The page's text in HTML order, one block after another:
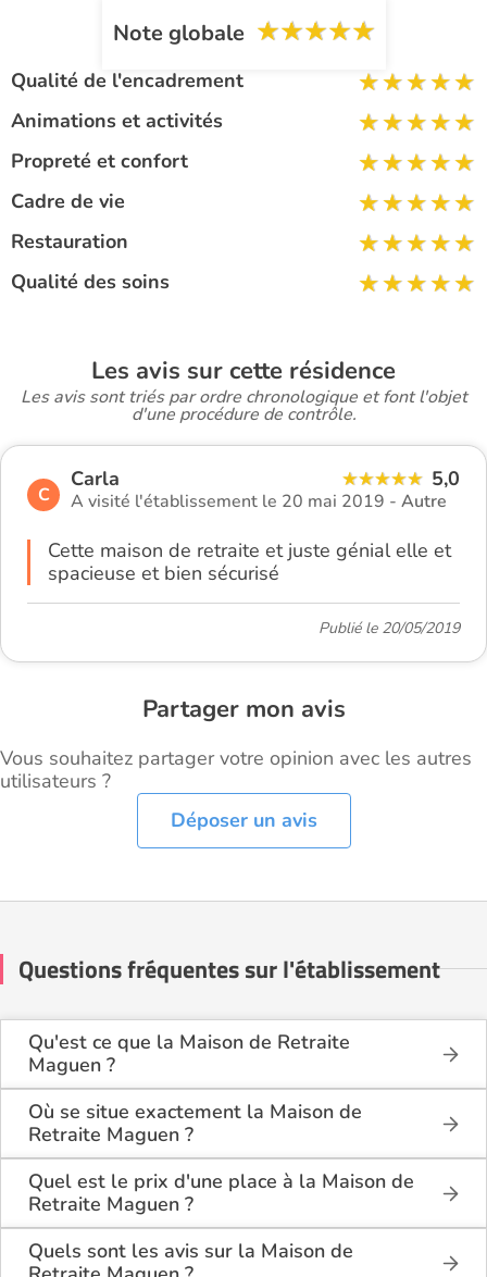
Note globale
Qualité de l'encadrement
Animations et activités
Propreté et confort
Cadre de vie
Restauration
Qualité des soins
Les avis sur cette résidence
Les avis sont triés par ordre chronologique et font l'objet
d'une procédure de contrôle.
C
Carla 5,0
A visité l'établissement le 20 mai 2019 - Autre
Cette maison de retraite et juste génial elle et
spacieuse et bien sécurisé
Publié le 20/05/2019
Partager mon avis
Vous souhaitez partager votre opinion avec les autres
utilisateurs ?
Déposer un avis
Questions fréquentes sur l'établissement
Qu'est ce que la Maison de Retraite
Maguen ?
La Maison de Retraite Maguen est une maison de
retraite médicalisée de type hébergement
permanent , située à Marseille (13000).
Où se situe exactement la Maison de
Retraite Maguen ?
La Maison de Retraite Maguen est située 80 Rue
Auguste Blanqui à Marseille (13000), dans
les Bouches du Rhône (13).
Quel est le prix d'une place à la Maison de
Retraite Maguen ?
La Maison de Retraite Maguen propose des
logements en chambre simple à partir de 2 542€
Quels sont les avis sur la Maison de